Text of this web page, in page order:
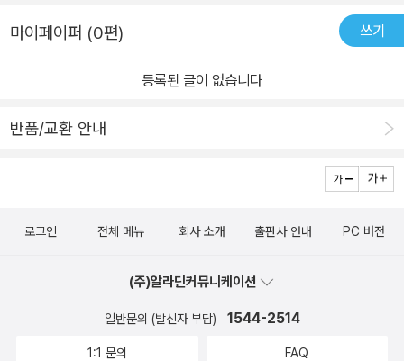
떠올리기 힘든 질문도 포함된다.그렇기에 평소 판타지를 좋아하던 독
에 빨려들게 된다.그리고 여정이 끝나 뒤돌아보면 평소 항상 함께하
믿어라. 100% 그렇게 될테니.* 이 리뷰는 책을 제공받아 직접 읽고
마이페이퍼 (0편) 쓰기
등록된 글이 없습니다
반품/교환 안내
로그인 전체 메뉴 회사 소개 출판사 안내 PC 버전
(주)알라딘커뮤니케이션
일반문의 (발신자 부담) 1544-2514
1:1 문의 FAQ